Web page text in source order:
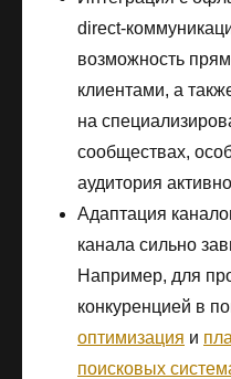
direct-
возможность
клиентами, а
на
сообществах,
аудитория
Адаптация
канала сильно
Например, для
конкуренцией в
оптимизация и
поисковых